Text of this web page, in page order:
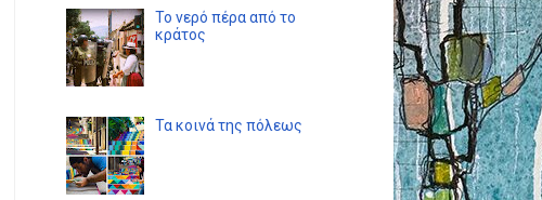
Το νερό πέρα από το
κράτος
Τα κοινά της πόλεως